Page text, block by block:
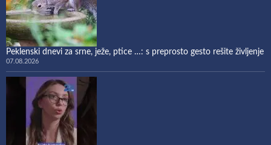
Peklenski dnevi za srne, ježe, ptice …: s preprosto gesto rešite življenje
07.08.2026